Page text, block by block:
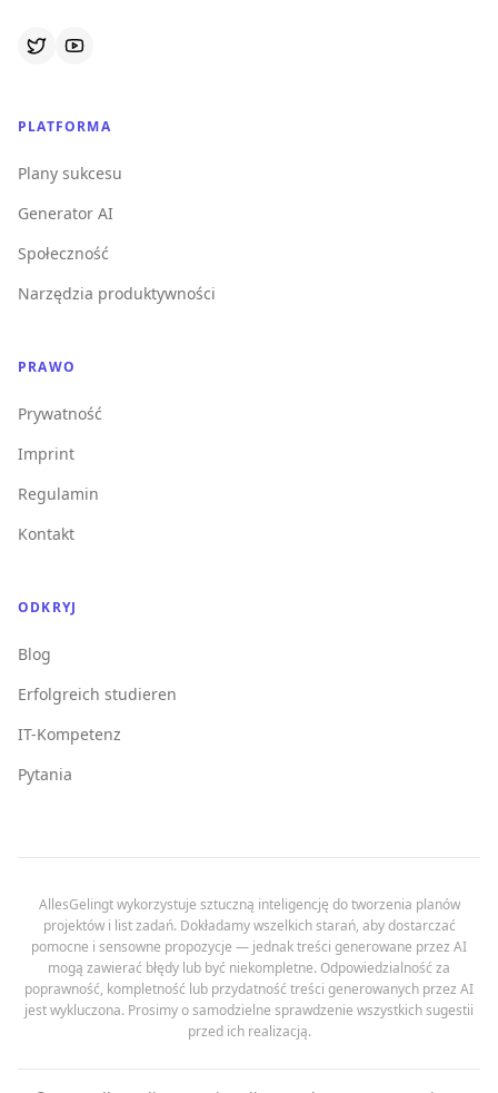
PLATFORMA
Plany sukcesu
Generator AI
Społeczność
Narzędzia produktywności
PRAWO
Prywatność
Imprint
Regulamin
Kontakt
ODKRYJ
Blog
Erfolgreich studieren
IT-Kompetenz
Pytania
AllesGelingt wykorzystuje sztuczną inteligencję do tworzenia planów
projektów i list zadań. Dokładamy wszelkich starań, aby dostarczać
pomocne i sensowne propozycje — jednak treści generowane przez AI
mogą zawierać błędy lub być niekompletne. Odpowiedzialność za
poprawność, kompletność lub przydatność treści generowanych przez AI
jest wykluczona. Prosimy o samodzielne sprawdzenie wszystkich sugestii
przed ich realizacją.